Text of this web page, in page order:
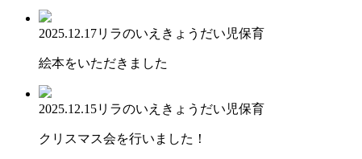
2025.12.17リラのいえ きょうだい児保育
絵本をいただきました
2025.12.15リラのいえ きょうだい児保育
クリスマス会を行いました！